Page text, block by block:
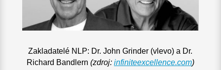
Zakladatelé NLP: Dr. John Grinder (vlevo) a Dr.
Richard Bandlern (zdroj: infiniteexcellence.com)